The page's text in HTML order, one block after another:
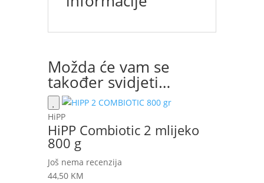
Možda će vam se
također svidjeti…
HiPP
HiPP Combiotic 2 mlijeko
800 g
Još nema recenzija
44,50 KM